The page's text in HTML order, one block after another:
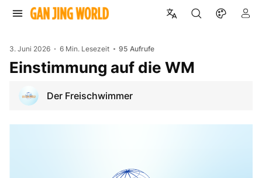
3. Juni 2026 6 Min. Lesezeit 95 Aufrufe
Einstimmung auf die WM
Der Freischwimmer